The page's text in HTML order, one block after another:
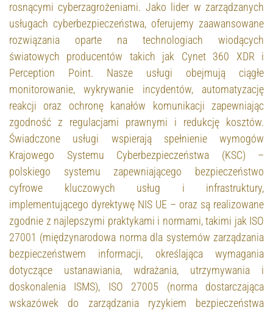
rosnącymi cyberzagrożeniami. Jako lider w zarządzanych
usługach cyberbezpieczeństwa, oferujemy zaawansowane
rozwiązania oparte na technologiach wiodących
światowych producentów takich jak Cynet 360 XDR i
Perception Point. Nasze usługi obejmują ciągłe
monitorowanie, wykrywanie incydentów, automatyzację
reakcji oraz ochronę kanałów komunikacji zapewniając
zgodność z regulacjami prawnymi i redukcję kosztów.
Świadczone usługi wspierają spełnienie wymogów
Krajowego Systemu Cyberbezpieczeństwa (KSC) –
polskiego systemu zapewniającego bezpieczeństwo
cyfrowe kluczowych usług i infrastruktury,
implementującego dyrektywę NIS UE – oraz są realizowane
zgodnie z najlepszymi praktykami i normami, takimi jak ISO
27001 (międzynarodowa norma dla systemów zarządzania
bezpieczeństwem informacji, określająca wymagania
dotyczące ustanawiania, wdrażania, utrzymywania i
doskonalenia ISMS), ISO 27005 (norma dostarczająca
wskazówek do zarządzania ryzykiem bezpieczeństwa